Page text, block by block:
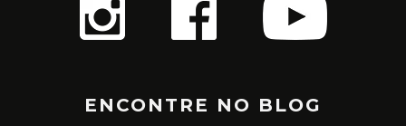
ENCONTRE NO BLOG